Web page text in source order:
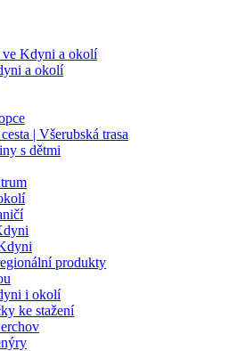
ve Kdyni a okolí
a okolí
| Všerubská trasa
s dětmi
produkty
i okolí
ke stažení